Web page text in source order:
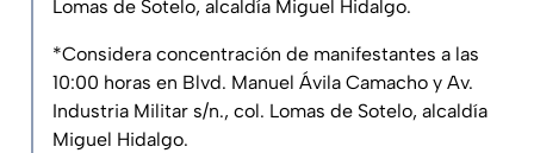
Lomas de Sotelo, alcaldía Miguel Hidalgo.
*Considera concentración de manifestantes a las
10:00 horas en Blvd. Manuel Ávila Camacho y Av.
Industria Militar s/n., col. Lomas de Sotelo, alcaldía
Miguel Hidalgo.